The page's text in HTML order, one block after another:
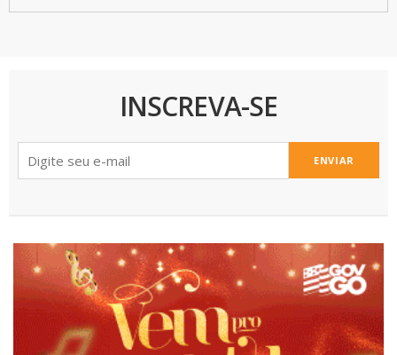
INSCREVA-SE
ENVIAR